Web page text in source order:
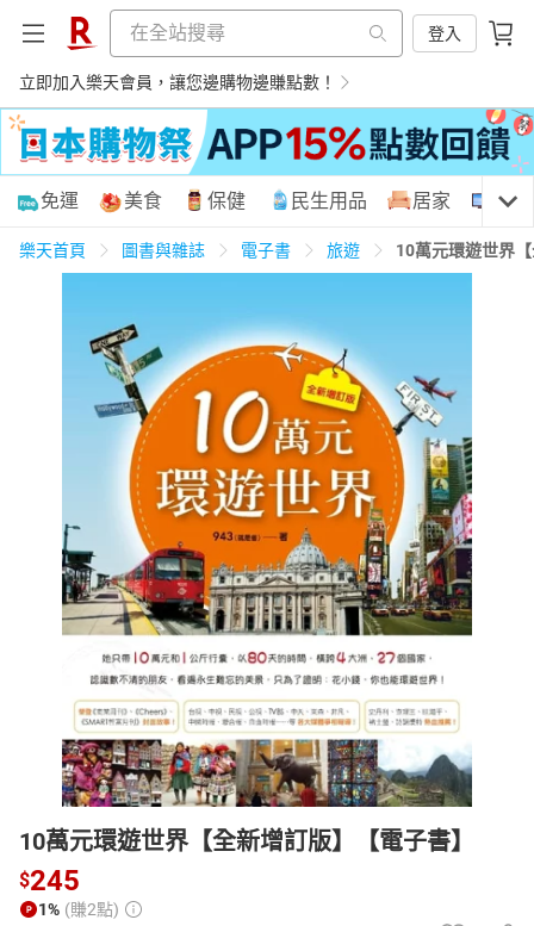
登入
立即加入樂天會員，讓您邊購物邊賺點數！
購物網分類
居家生活 3C家電 運動休閒 親子玩具
女裝 男裝 化妝保養 情趣用品
日本購物 電子/紙本書
HOT
免運 美食 保健 民生用品 居家 3C
樂天首頁 圖書與雜誌 電子書 旅遊 10萬元環遊世界
10萬元環遊世界【全新增訂版】【電子書】
$245
1% (賺2點)